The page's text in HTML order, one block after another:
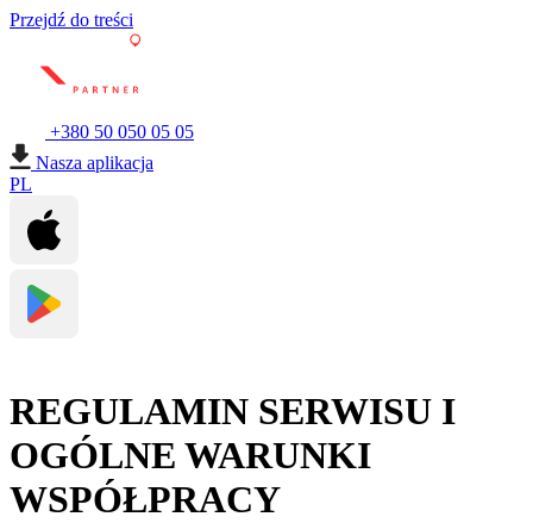
Przejdź do treści
+380 50 050 05 05
Nasza aplikacja
PL
REGULAMIN SERWISU I
OGÓLNE WARUNKI
WSPÓŁPRACY